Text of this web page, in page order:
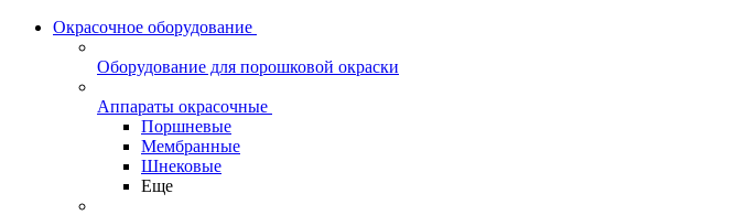
Окрасочное оборудование
Оборудование для порошковой окраски
Аппараты окрасочные
Поршневые
Мембранные
Шнековые
Еще